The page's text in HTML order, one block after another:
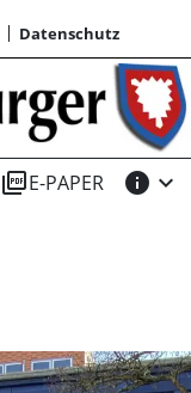
Datenschutz
picture_as_pdfE-PAPER info expand_more